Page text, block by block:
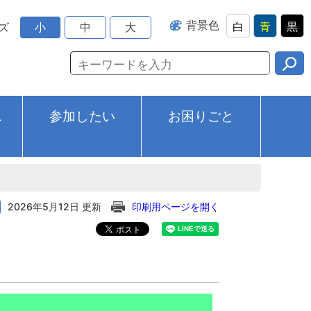
小 中 大 背景色 白 青 黒
参加したい お困りごと
2026年5月12日 更新 印刷用ページを開く